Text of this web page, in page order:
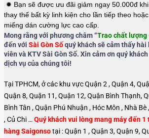
✹ Bạn sẽ được ưu đãi giảm ngay 50.000đ
thay thế bất kỳ linh kiện cho lần tiếp theo
miếng dán cường lực cao cấp.
Mong rằng với phương châm “Trao chất lượng
đến với Sài Gòn Sốquý khách sẽ cảm thấy
viên và KTV Sài Gòn Số. Xin cảm ơn quý
dịch vụ của chúng tôi!
Tại TPHCM, ở các khu vực Quận 2 , Quận 4,
Quận 8, Quận 11, Quận 12, Quận Bình Thạnh,
Bình Tân , Quận Phú Nhuận , Hóc Môn , Nhà Bè
, Củ Chi … Quý khách vui lòng mang máy đến 1
hàng Saigonsotại : Quận 1 , Quận 3, Quận 9,